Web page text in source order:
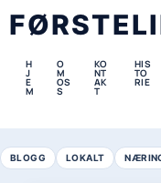
H
J
E
M
O
M
OS
S
KO
NT
AK
T
HIS
TO
RIE
BLOGG LOKALT